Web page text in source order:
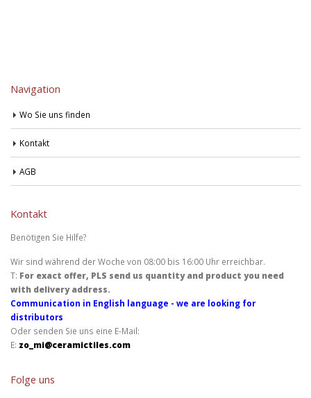
Navigation
Wo Sie uns finden
Kontakt
AGB
Kontakt
Benötigen Sie Hilfe?
Wir sind während der Woche von 08:00 bis 16:00 Uhr erreichbar.
T: For exact offer, PLS send us quantity and product you need
with delivery address.
Communication in English language - we are looking for
distributors
Oder senden Sie uns eine E-Mail:
E: zo_mi@ceramictiles.com
Folge uns